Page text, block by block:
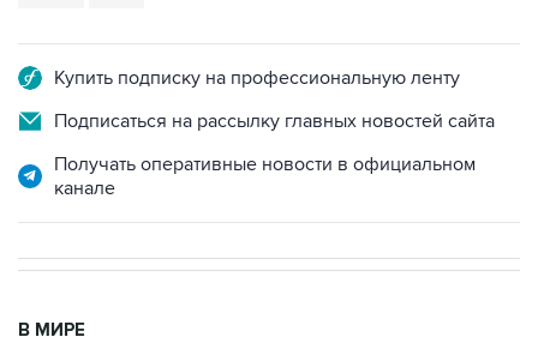
Купить подписку на профессиональную ленту
Подписаться на рассылку главных новостей сайта
Получать оперативные новости в официальном
канале
В МИРЕ